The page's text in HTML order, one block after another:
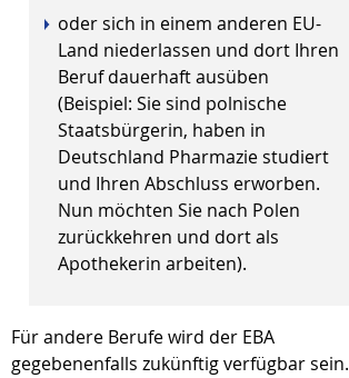
oder sich in einem anderen EU-
Land niederlassen und dort Ihren
Beruf dauerhaft ausüben
(Beispiel: Sie sind polnische
Staatsbürgerin, haben in
Deutschland Pharmazie studiert
und Ihren Abschluss erworben.
Nun möchten Sie nach Polen
zurückkehren und dort als
Apothekerin arbeiten).
Für andere Berufe wird der EBA
gegebenenfalls zukünftig verfügbar sein.